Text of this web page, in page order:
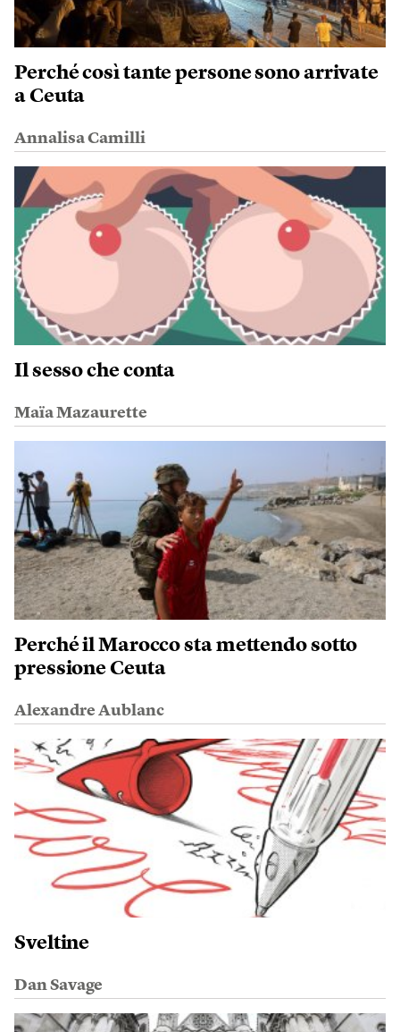
Perché così tante persone sono arrivate
a Ceuta
Annalisa Camilli
Il sesso che conta
Maïa Mazaurette
Perché il Marocco sta mettendo sotto
pressione Ceuta
Alexandre Aublanc
Sveltine
Dan Savage